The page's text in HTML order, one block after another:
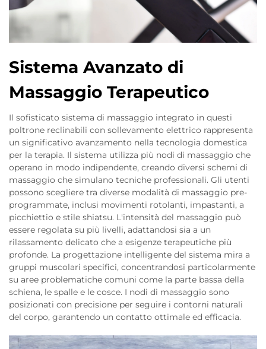
Sistema Avanzato di
Massaggio Terapeutico
Il sofisticato sistema di massaggio integrato in questi
poltrone reclinabili con sollevamento elettrico rappresenta
un significativo avanzamento nella tecnologia domestica
per la terapia. Il sistema utilizza più nodi di massaggio che
operano in modo indipendente, creando diversi schemi di
massaggio che simulano tecniche professionali. Gli utenti
possono scegliere tra diverse modalità di massaggio pre-
programmate, inclusi movimenti rotolanti, impastanti, a
picchiettio e stile shiatsu. L'intensità del massaggio può
essere regolata su più livelli, adattandosi sia a un
rilassamento delicato che a esigenze terapeutiche più
profonde. La progettazione intelligente del sistema mira a
gruppi muscolari specifici, concentrandosi particolarmente
su aree problematiche comuni come la parte bassa della
schiena, le spalle e le cosce. I nodi di massaggio sono
posizionati con precisione per seguire i contorni naturali
del corpo, garantendo un contatto ottimale ed efficacia.